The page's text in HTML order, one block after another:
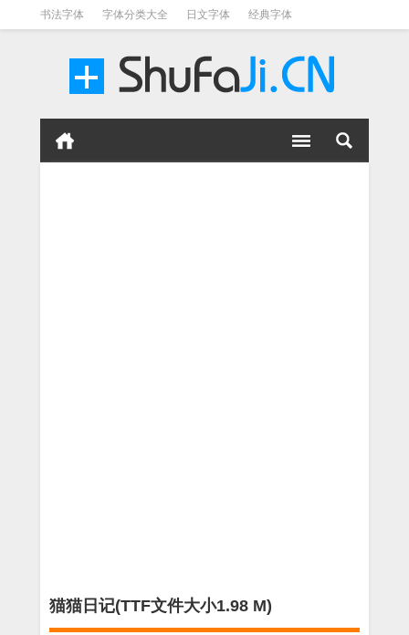
书法字体 字体分类大全 日文字体 经典字体
猫猫日记(TTF文件大小1.98 M)